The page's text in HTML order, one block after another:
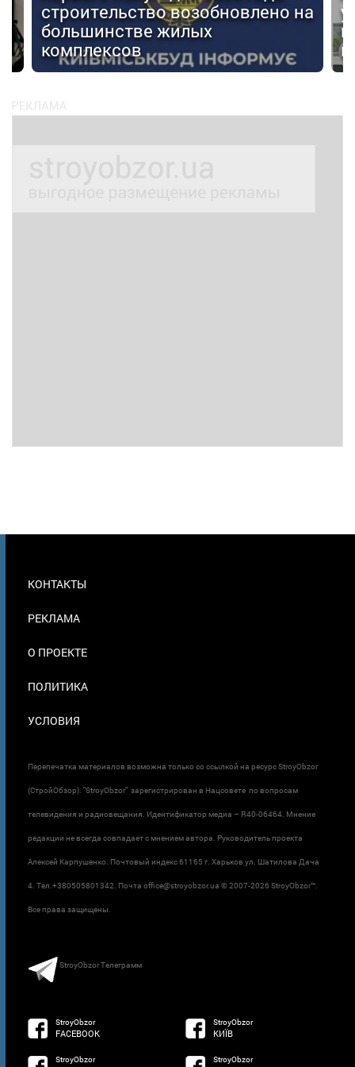
строительство возобновлено на
большинстве жилых
комплексов
В
КОНТАКТЫ
РЕКЛАМА
О ПРОЕКТЕ
ПОЛИТИКА
УСЛОВИЯ
Перепечатка материалов возможна только со ссылкой на ресурс StroyObzor
(СтройОбзор). "StroyObzor" зарегистрирован в Нацсовете по вопросам
телевидения и радиовещания. Идентификатор медиа – R40-06464. Мнение
редакции не всегда совпадает с мнением автора. Руководитель проекта
Алексей Карпушенко. Почтовый индекс 61165 г. Харьков ул. Шатилова Дача
4. Тел.+380505801342. Почта office@stroyobzor.ua © 2007-2026 StroyObzor™.
Все права защищены.
StroyObzor Телеграмм
StroyObzor
FACEBOOK
StroyObzor
КИЇВ
StroyObzor StroyObzor